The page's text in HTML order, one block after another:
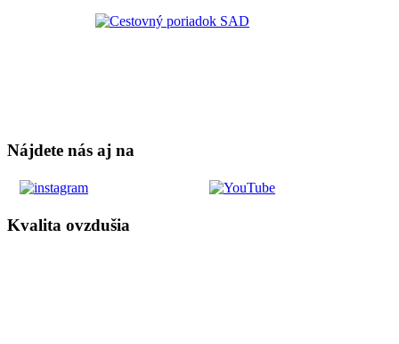
Nájdete nás aj na
Kvalita ovzdušia